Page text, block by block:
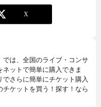
は、全国のライブ・コンサ
ットで簡単に購入できま
さらに簡単にチケット購入
ケットを買う！探す！なら